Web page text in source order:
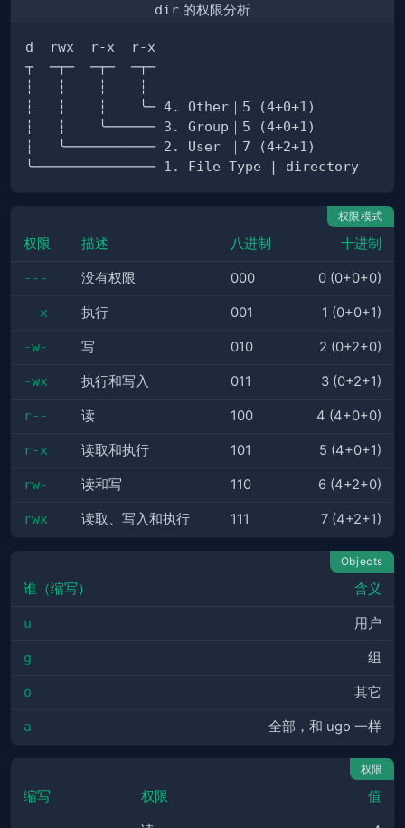
dir 的权限分析
权限模式
权限 描述 八进制 十进制
--- 没有权限 000 0 (0+0+0)
--x 执行 001 1 (0+0+1)
-w- 写 010 2 (0+2+0)
-wx 执行和写入 011 3 (0+2+1)
r-- 读 100 4 (4+0+0)
r-x 读取和执行 101 5 (4+0+1)
rw- 读和写 110 6 (4+2+0)
rwx 读取、写入和执行 111 7 (4+2+1)
Objects
谁（缩写） 含义
u 用户
g 组
o 其它
a 全部，和 ugo 一样
权限
缩写 权限 值